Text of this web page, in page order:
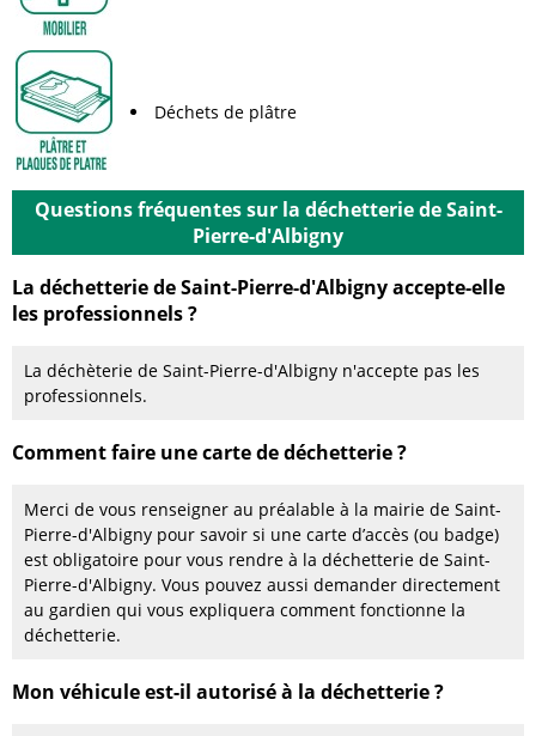
Déchets de plâtre
Questions fréquentes sur la déchetterie de Saint-
Pierre-d'Albigny
La déchetterie de Saint-Pierre-d'Albigny accepte-elle
les professionnels ?
La déchèterie de Saint-Pierre-d'Albigny n'accepte pas les
professionnels.
Comment faire une carte de déchetterie ?
Merci de vous renseigner au préalable à la mairie de Saint-
Pierre-d'Albigny pour savoir si une carte d’accès (ou badge)
est obligatoire pour vous rendre à la déchetterie de Saint-
Pierre-d'Albigny. Vous pouvez aussi demander directement
au gardien qui vous expliquera comment fonctionne la
déchetterie.
Mon véhicule est-il autorisé à la déchetterie ?